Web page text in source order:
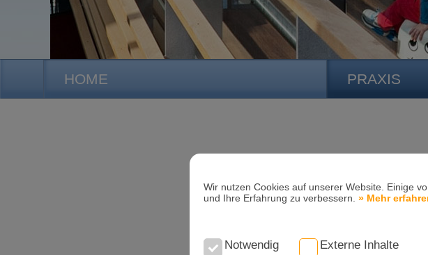
Wir nutzen Cookies auf unserer Website. Einige
und Ihre Erfahrung zu verbessern. » Mehr
Notwendig Externe Inhalte
HOME PRAXIS